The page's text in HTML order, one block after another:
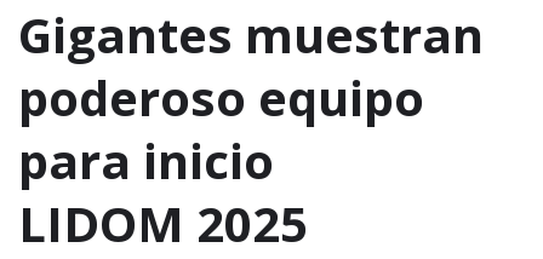
Gigantes muestran
poderoso equipo
para inicio
LIDOM 2025